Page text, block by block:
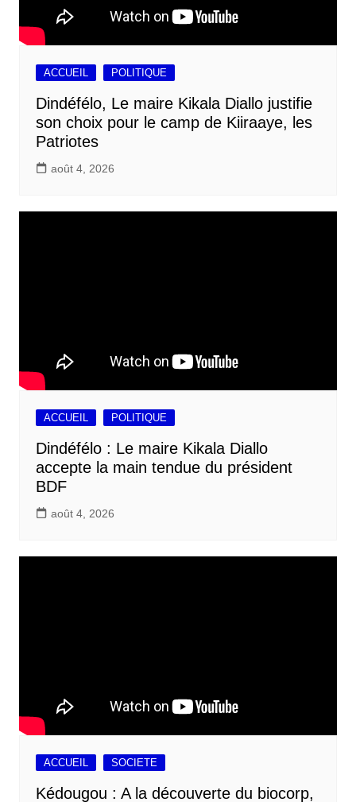
ACCUEIL POLITIQUE
Dindéfélo, Le maire Kikala Diallo justifie
son choix pour le camp de Kiiraaye, les
Patriotes
août 4, 2026
ACCUEIL POLITIQUE
Dindéfélo : Le maire Kikala Diallo
accepte la main tendue du président
BDF
août 4, 2026
ACCUEIL SOCIETE
Kédougou : A la découverte du biocorp,